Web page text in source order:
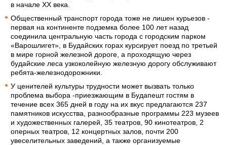
в начале XX века.
Общественный транспорт города тоже не лишен курьезов -
первая на континенте подземка более 100 лет назад
соединила центральную часть города с городским парком
«Варошлигет», в Будайских горах курсирует поезд по третьей
в мире горной железной дороге, а проходящую через
будайские леса узкоколейную железную дорогу обслуживают
ребята-железнодорожники.
У ценителей культуры трудности может вызвать только
проблема выбора -приезжающим в Будапешт гостям в
течение всех 365 дней в году на их вкус предлагаются 237
памятников искусства, разнообразные программы 223 музеев
и художественных галерей, 35 театров, 90 кинотеатров, 2
оперных театров, 12 концертных залов, почти 200
увеселительных заведений, а также организуемые